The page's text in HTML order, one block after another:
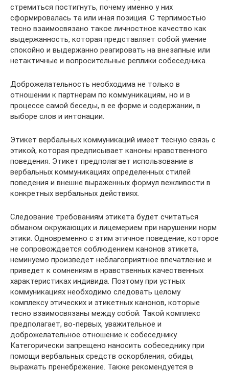
стремиться постигнуть, почему именно у них
сформировалась та или иная позиция. С терпимостью
тесно взаимосвязано такое личностное качество как
выдержанность, которая представляет собой умение
спокойно и выдержанно реагировать на внезапные или
нетактичные и вопросительные реплики собеседника.
Доброжелательность необходима не только в
отношении к партнерам по коммуникациям, но и в
процессе самой беседы, в ее форме и содержании, в
выборе слов и интонации.
Этикет вербальных коммуникаций имеет тесную связь с
этикой, которая предписывает каноны нравственного
поведения. Этикет предполагает использование в
вербальных коммуникациях определенных стилей
поведения и внешне выраженных формул вежливости в
конкретных вербальных действиях.
Следование требованиям этикета будет считаться
обманом окружающих и лицемерием при нарушении норм
этики. Одновременно с этим этичное поведение, которое
не сопровождается соблюдением канонов этикета,
неминуемо произведет неблагоприятное впечатление и
приведет к сомнениям в нравственных качественных
характеристиках индивида. Поэтому при устных
коммуникациях необходимо следовать целому
комплексу этических и этикетных канонов, которые
тесно взаимосвязаны между собой. Такой комплекс
предполагает, во-первых, уважительное и
доброжелательное отношение к собеседнику.
Категорически запрещено наносить собеседнику при
помощи вербальных средств оскорбления, обиды,
выражать пренебрежение. Также рекомендуется в